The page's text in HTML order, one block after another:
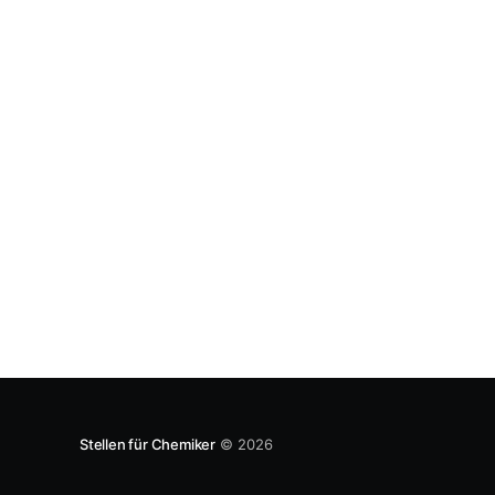
Stellen für Chemiker © 2026